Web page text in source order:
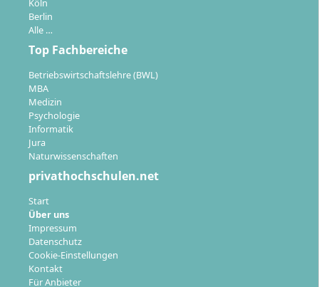
Köln
Berlin
Alle …
Top Fachbereiche
Betriebswirtschaftslehre (BWL)
MBA
Medizin
Psychologie
Informatik
Jura
Naturwissenschaften
privathochschulen.net
Start
Über uns
Impressum
Datenschutz
Cookie-Einstellungen
Kontakt
Für Anbieter